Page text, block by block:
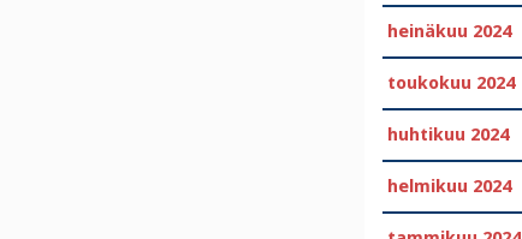
heinäkuu 2024
toukokuu 2024
huhtikuu 2024
helmikuu 2024